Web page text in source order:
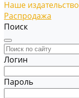
Наше издательство
Распродажа
Поиск
Логин
Пароль